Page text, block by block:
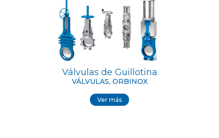
Válvulas de Guillotina
VÁLVULAS, ORBINOX
Ver más